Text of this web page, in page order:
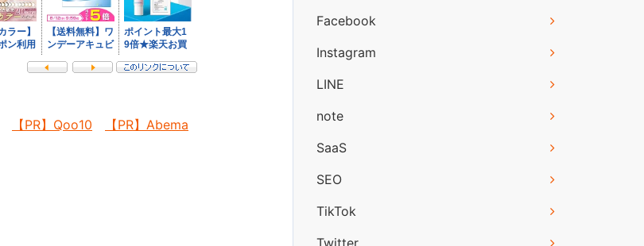
【PR】Qoo10 【PR】Abema
Facebook
Instagram
LINE
note
SaaS
SEO
TikTok
Twitter